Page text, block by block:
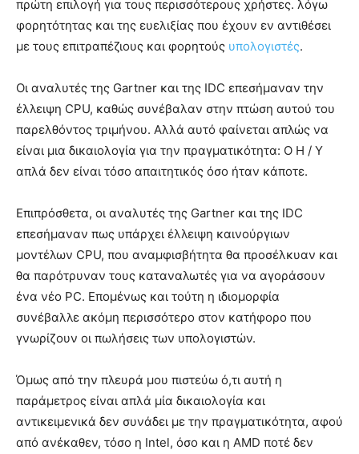
πρώτη επιλογή για τους περισσότερους χρήστες. λόγω
φορητότητας και της ευελιξίας που έχουν εν αντιθέσει
με τους επιτραπέζιους και φορητούς υπολογιστές.
Οι αναλυτές της Gartner και της IDC επεσήμαναν την
έλλειψη CPU, καθώς συνέβαλαν στην πτώση αυτού του
παρελθόντος τριμήνου. Αλλά αυτό φαίνεται απλώς να
είναι μια δικαιολογία για την πραγματικότητα: Ο Η / Υ
απλά δεν είναι τόσο απαιτητικός όσο ήταν κάποτε.
Επιπρόσθετα, οι αναλυτές της Gartner και της IDC
επεσήμαναν πως υπάρχει έλλειψη καινούργιων
μοντέλων CPU, που αναμφισβήτητα θα προσέλκυαν και
θα παρότρυναν τους καταναλωτές για να αγοράσουν
ένα νέο PC. Επομένως και τούτη η ιδιομορφία
συνέβαλλε ακόμη περισσότερο στον κατήφορο που
γνωρίζουν οι πωλήσεις των υπολογιστών.
Όμως από την πλευρά μου πιστεύω ό,τι αυτή η
παράμετρος είναι απλά μία δικαιολογία και
αντικειμενικά δεν συνάδει με την πραγματικότητα, αφού
από ανέκαθεν, τόσο η Intel, όσο και η AMD ποτέ δεν